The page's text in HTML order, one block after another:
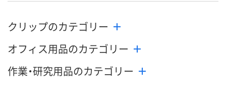
クリップのカテゴリー
オフィス用品のカテゴリー
作業・研究用品のカテゴリー